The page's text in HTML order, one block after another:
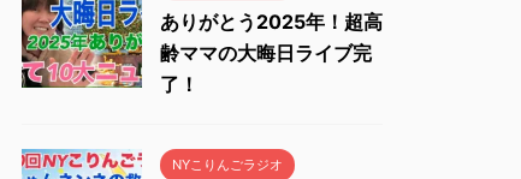
ありがとう2025年！超高
齢ママの大晦日ライブ完
了！
NYこりんごラジオ